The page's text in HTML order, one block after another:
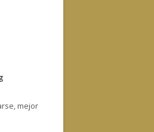
mejor